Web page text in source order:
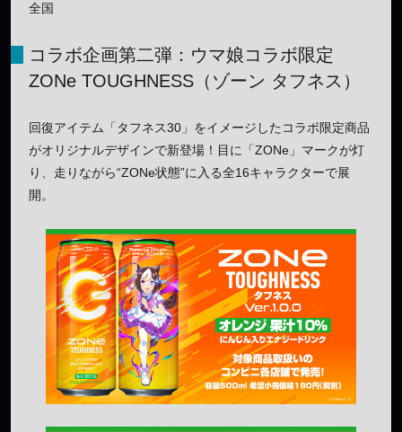
全国
コラボ企画第二弾：ウマ娘コラボ限定
ZONe TOUGHNESS（ゾーン タフネス）
回復アイテム「タフネス30」をイメージしたコラボ限定商品
がオリジナルデザインで新登場！目に「ZONe」マークが灯
り、走りながら“ZONe状態”に入る全16キャラクターで展
開。